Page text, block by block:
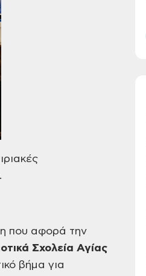
που αφορά την
Σχολεία Αγίας
βήμα για